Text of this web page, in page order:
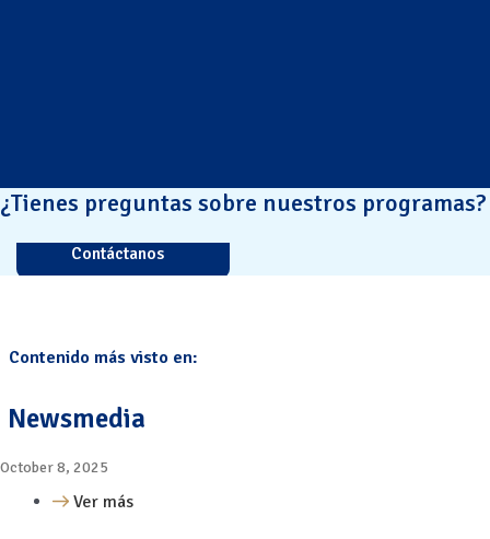
¿Tienes preguntas sobre nuestros programas?
Contáctanos
Contenido más visto en:
Newsmedia
October 8, 2025
Ver más